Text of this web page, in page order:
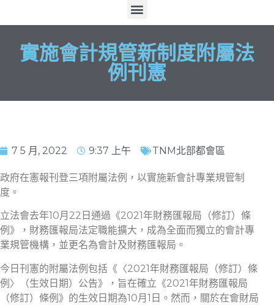
實施會計規管新制度附屬法
例刊憲
7 5 月, 2022 9:37 上午 TNM北部都會區
政府在憲報刊登三項附屬法例，以實施新會計專業規管制
度。
立法會去年10月22日通過《2021年財務匯報局（修訂）條
例》，財務匯報局法定職能擴大，成為全面而獨立的會計專
業規管機構，並更名為會計及財務匯報局。
今日刊憲的附屬法例包括《〈2021年財務匯報局（修訂）條
例〉（生效日期）公告》，旨在確立《2021年財務匯報局
（修訂）條例》的生效日期為10月1日。然而，關於在會財局